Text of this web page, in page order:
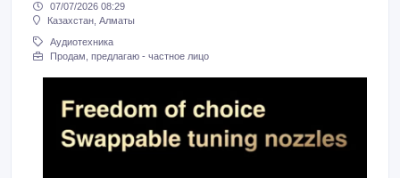
07/07/2026 08:29
Казахстан, Алматы
Аудиотехника
Продам, предлагаю - частное лицо